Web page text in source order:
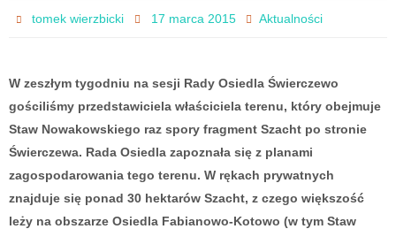
tomek wierzbicki 17 marca 2015 Aktualności
W zeszłym tygodniu na sesji Rady Osiedla Świerczewo
gościliśmy przedstawiciela właściciela terenu, który obejmuje
Staw Nowakowskiego raz spory fragment Szacht po stronie
Świerczewa. Rada Osiedla zapoznała się z planami
zagospodarowania tego terenu. W rękach prywatnych
znajduje się ponad 30 hektarów Szacht, z czego większość
leży na obszarze Osiedla Fabianowo-Kotowo (w tym Staw